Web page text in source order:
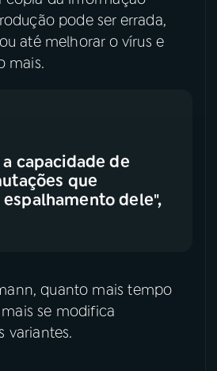
pode ser errada,
até melhorar o vírus e
mais.
capacidade de
que
dele",
quanto mais tempo
se modifica
variantes.